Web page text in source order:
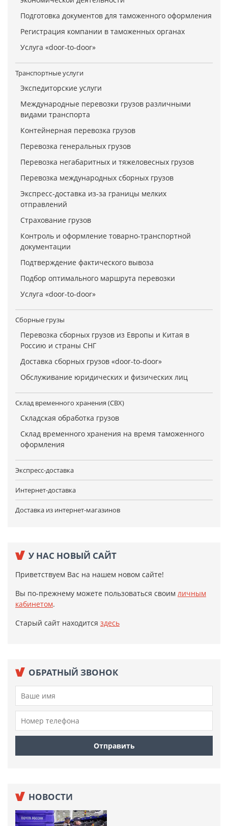
Подготовка документов для таможенного оформления
Регистрация компании в таможенных органах
Услуга «door-to-door»
Транспортные услуги
Экспедиторские услуги
Международные перевозки грузов различными
видами транспорта
Контейнерная перевозка грузов
Перевозка генеральных грузов
Перевозка негабаритных и тяжеловесных грузов
Перевозка международных сборных грузов
Экспресс-доставка из-за границы мелких
отправлений
Страхование грузов
Контроль и оформление товарно-транспортной
документации
Подтверждение фактического вывоза
Подбор оптимального маршрута перевозки
Услуга «door-to-door»
Сборные грузы
Перевозка сборных грузов из Европы и Китая в
Россию и страны СНГ
Доставка сборных грузов «door-to-door»
Обслуживание юридических и физических лиц
Склад временного хранения (СВХ)
Складская обработка грузов
Склад временного хранения на время таможенного
оформления
Экспресс-доставка
Интернет-доставка
Доставка из интернет-магазинов
У НАС НОВЫЙ САЙТ
Приветствуем Вас на нашем новом сайте!
Вы по-прежнему можете пользоваться своим личным
кабинетом.
Старый сайт находится здесь
ОБРАТНЫЙ ЗВОНОК
НОВОСТИ